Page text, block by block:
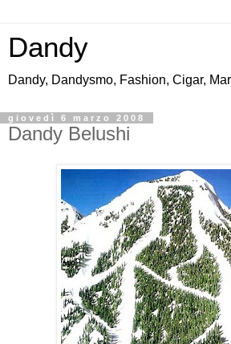
Dandy
Dandy, Dandysmo, Fashion, Cigar,
giovedì 6 marzo 2008
Dandy Belushi